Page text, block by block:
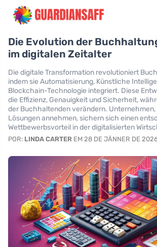
Die Evolution der
im digitalen Zeitalter
Die digitale Transformation revolutioniert
indem sie Automatisierung, Künstliche
Blockchain-Technologie integriert. Diese
die Effizienz, Genauigkeit und Sicherheit,
der Buchhaltenden verändern.
Lösungen annehmen, sichern sich einen
Wettbewerbsvorteil in der digitalisierten
POR: LINDA CARTER EM 28 DE JÄNNER DE